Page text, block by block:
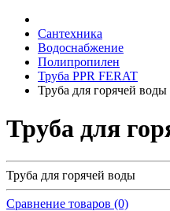
Сантехника
Водоснабжение
Полипропилен
Труба PPR FERAT
Труба для горячей воды
Труба для
Труба для горячей воды
Сравнение товаров (0)